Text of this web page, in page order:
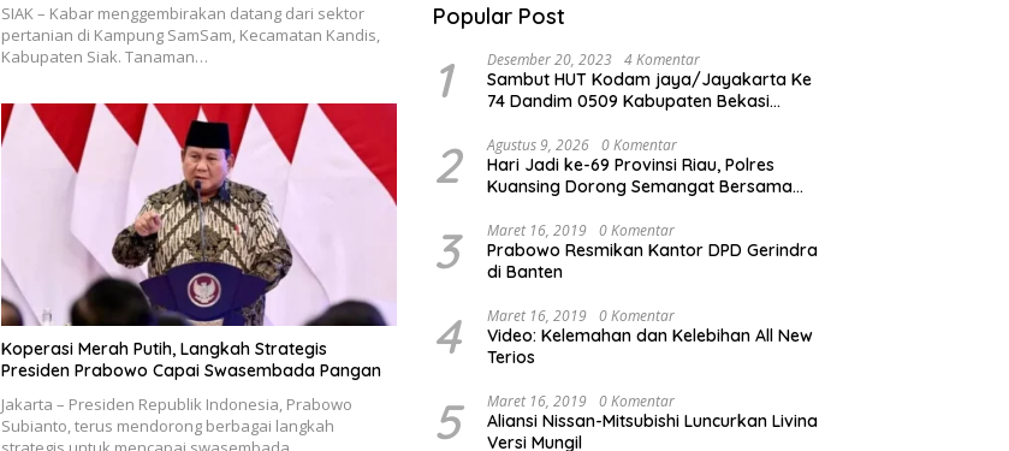
SIAK – Kabar menggembirakan datang dari sektor
pertanian di Kampung SamSam, Kecamatan Kandis,
Kabupaten Siak. Tanaman…
Koperasi Merah Putih, Langkah Strategis
Presiden Prabowo Capai Swasembada Pangan
Jakarta – Presiden Republik Indonesia, Prabowo
Subianto, terus mendorong berbagai langkah
Popular Post
1 Desember 20, 2023 4 Komentar
Sambut HUT Kodam jaya/Jayakarta Ke
74 Dandim 0509 Kabupaten Bekasi
Yatim-Piatu
2 Agustus 9, 2026 0 Komentar
Hari Jadi ke-69 Provinsi Riau, Polres
Kuansing Dorong Semangat Bersama
Melayu
3 Maret 16, 2019 0 Komentar
Prabowo Resmikan Kantor DPD Gerindra
di Banten
4 Maret 16, 2019 0 Komentar
Video: Kelemahan dan Kelebihan All New
Terios
5 Maret 16, 2019 0 Komentar
Aliansi Nissan-Mitsubishi Luncurkan Livina
Versi Mungil